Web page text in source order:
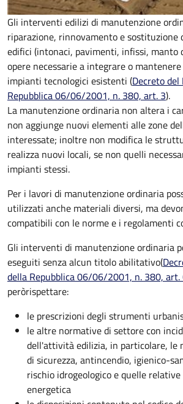
Gli interventi edilizi di manutenzione
riparazione, rinnovamento e sostituzione
edifici (intonaci, pavimenti, infissi, manto
opere necessarie a integrare o
impianti tecnologici esistenti (Decreto
Repubblica 06/06/2001, n. 380, art. 3).
La manutenzione ordinaria non altera i
non aggiunge nuovi elementi alle zone
interessate; inoltre non modifica le
realizza nuovi locali, se non quelli
impianti stessi.
Per i lavori di manutenzione ordinaria
utilizzati anche materiali diversi, ma
compatibili con le norme e i regolamenti
Gli interventi di manutenzione ordinaria
eseguiti senza alcun titolo abilitativo(
della Repubblica 06/06/2001, n. 380, art.
peròrispettare:
le prescrizioni degli strumenti
le altre normative di settore con
dell'attività edilizia, in particolare, le
di sicurezza, antincendio, igienico-
rischio idrogeologico e quelle
energetica